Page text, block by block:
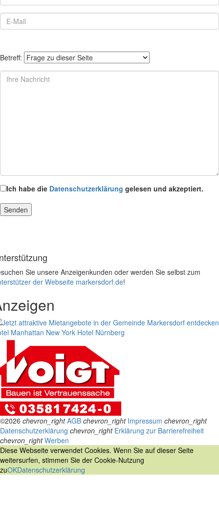
Betreff:
Ich habe die Datenschutzerklärung gelesen und akzeptiert.
Sie unsere Anzeigenkunden oder werden Sie selbst zum
der Webseite markersdorf.de!
Manhattan New York Hotel Nürnberg
©2026 chevron_right AGB chevron_right Impressum chevron_right
Datenschutzerklärung chevron_right Erklärung zur Barrierefreiheit
chevron_right Werben
Diese Webseite verwendet Cookies. Wenn Sie auf dieser Seite
weitersurfen, stimmen Sie der Cookie-Nutzung
zuOKDatenschutzerklärung